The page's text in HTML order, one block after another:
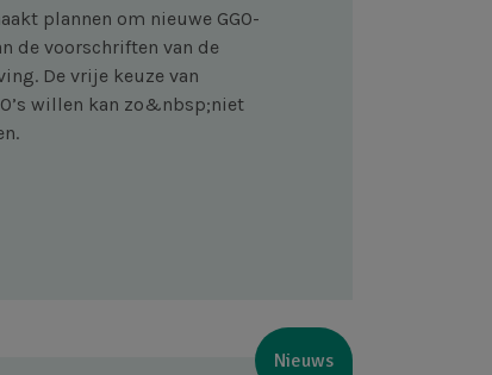
plannen om nieuwe GGO-
de voorschriften van de
De vrije keuze van
willen kan zo&nbsp;niet
Nieuws